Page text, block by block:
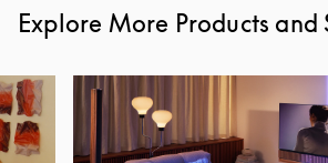
Explore More Products and